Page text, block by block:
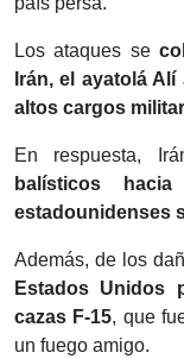
Los ataques se
Irán, el ayatolá
altos cargos
En respuesta,
balísticos hacia
estadounidenses
Además, de los
Estados Unidos
cazas F-15, que
un fuego amigo.